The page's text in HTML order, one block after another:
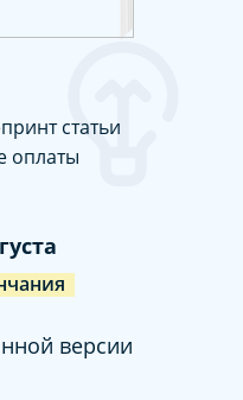
статьи
оплаты
версии